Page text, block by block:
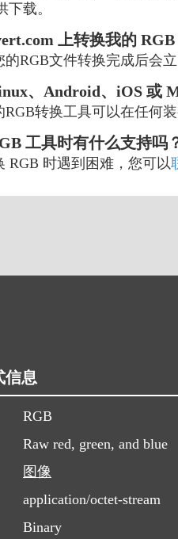
下载。
上转换我的 RGB
的RGB文件转换完成后会
、Android、iOS 或
RGB转换工具可以在任何
工具时有什么支持吗
RGB 时遇到困难，您可以
信息
RGB
Raw red, green, and blue
图像
application/octet-stream
Binary